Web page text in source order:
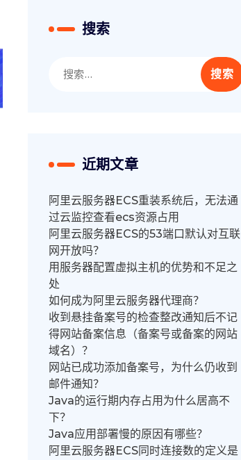
搜索
索：
近期文章
阿里云服务器ECS重装系统后，无法通
过云监控查看ecs资源占用
阿里云服务器ECS的53端口默认对互联
网开放吗？
用服务器配置虚拟主机的优势和不足之
处
如何成为阿里云服务器代理商？
收到悬挂备案号的检查整改通知后不记
得网站备案信息（备案号或备案的网站
域名）？
网站已成功添加备案号，为什么仍收到
邮件通知？
Java的运行期内存占用为什么居高不
下？
Java应用部署慢的原因有哪些？
阿里云服务器ECS同时连接数的定义是